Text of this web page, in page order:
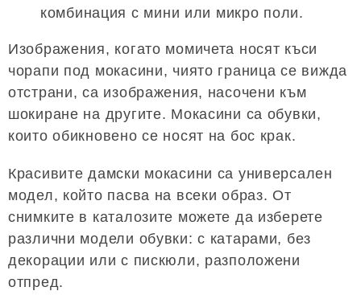
комбинация с мини или микро поли.
Изображения, когато момичета носят къси
чорапи под мокасини, чиято граница се вижда
отстрани, са изображения, насочени към
шокиране на другите. Мокасини са обувки,
които обикновено се носят на бос крак.
Красивите дамски мокасини са универсален
модел, който пасва на всеки образ. От
снимките в каталозите можете да изберете
различни модели обувки: с катарами, без
декорации или с пискюли, разположени
отпред.